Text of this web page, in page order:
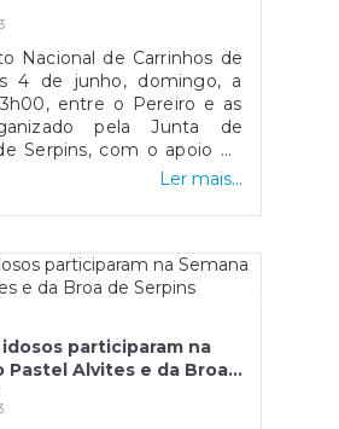
Nacional de Carrinhos de
a
entre o Pereiro e as
Serpins, com o apoio da
Municipal da Lousã.
Ler mais...
participaram na
Pastel Alvites e da Broa